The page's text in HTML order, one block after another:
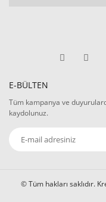
E-BÜLTEN
Tüm kampanya ve
kaydolunuz.
© Tüm hakları saklıdır.